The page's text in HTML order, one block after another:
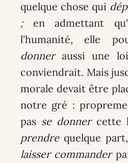
quelque chose qui
;en admettant
l'humanité, elle
donneraussi une
conviendrait. Mais
morale devait être
notre gré :
pas se donnercette
prendrequelque
laisser commander